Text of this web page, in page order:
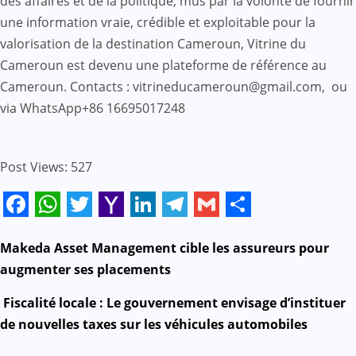
une information vraie, crédible et exploitable pour la
valorisation de la destination Cameroun, Vitrine du
Cameroun est devenu une plateforme de référence au
Cameroun. Contacts : vitrineducameroun@gmail.com, ou
via WhatsApp+86 16695017248
Post Views: 527
Mail
N
v
Makeda Asset Management cible les assureurs pour
augmenter ses placements
Fiscalité locale : Le gouvernement envisage d’instituer
de nouvelles taxes sur les véhicules automobiles